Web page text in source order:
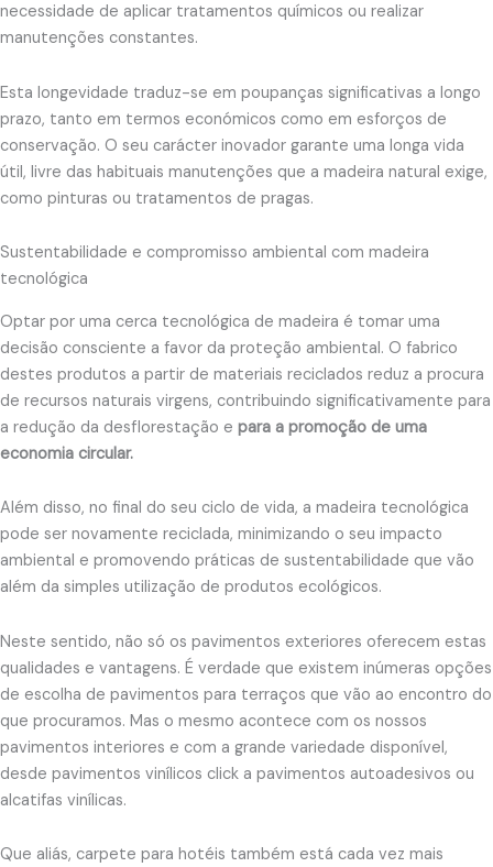
necessidade de aplicar tratamentos químicos ou realizar
manutenções constantes.
Esta longevidade traduz-se em poupanças significativas a longo
prazo, tanto em termos económicos como em esforços de
conservação. O seu carácter inovador garante uma longa vida
útil, livre das habituais manutenções que a madeira natural exige,
como pinturas ou tratamentos de pragas.
Sustentabilidade e compromisso ambiental com madeira
tecnológica
Optar por uma cerca tecnológica de madeira é tomar uma
decisão consciente a favor da proteção ambiental. O fabrico
destes produtos a partir de materiais reciclados reduz a procura
de recursos naturais virgens, contribuindo significativamente para
a redução da desflorestação e para a promoção de uma
economia circular.
Além disso, no final do seu ciclo de vida, a madeira tecnológica
pode ser novamente reciclada, minimizando o seu impacto
ambiental e promovendo práticas de sustentabilidade que vão
além da simples utilização de produtos ecológicos.
Neste sentido, não só os pavimentos exteriores oferecem estas
qualidades e vantagens. É verdade que existem inúmeras opções
de escolha de pavimentos para terraços que vão ao encontro do
que procuramos. Mas o mesmo acontece com os nossos
pavimentos interiores e com a grande variedade disponível,
desde pavimentos vinílicos click a pavimentos autoadesivos ou
alcatifas vinílicas.
Que aliás, carpete para hotéis também está cada vez mais